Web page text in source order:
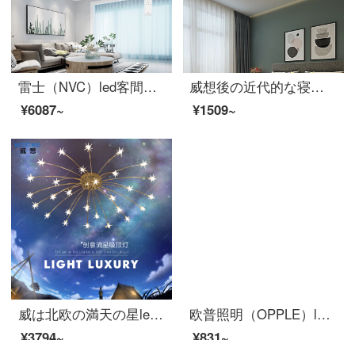
雷士（NVC）led客間灯吸天井灯リモコン調光現代簡約ファッション客間寝室吸天井灯長方照明器具セット
¥6087~
威想後の近代的な寝室灯の新型の簡約客間書斎はトップライトを吸い込みます。暖かいアイデアの魔豆分子灯器具2頭-黒-E 27三色光源を送ります。
¥1509~
威は北欧の満天の星ledが明かりを吸い込んだ後に近代的な客間灯の寝室の明かりの個性のアイデアが暖かくてロマンチックでファッション的なレストランの書斎の照明器具の金色-15頭-直径の70 cm
欧普照明（OPPLE）led双色调光卧室灯シーリングライト新中式客厅灯餐厅灯圆形現代简约超薄ランプ 儿童房灯飾 新铂玉